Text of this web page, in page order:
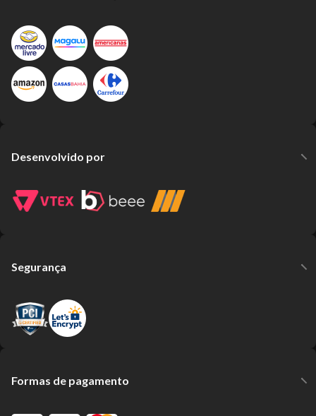
Desenvolvido por
Segurança
Formas de pagamento